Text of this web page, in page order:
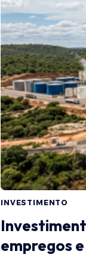
INVESTIMENTO
empregos